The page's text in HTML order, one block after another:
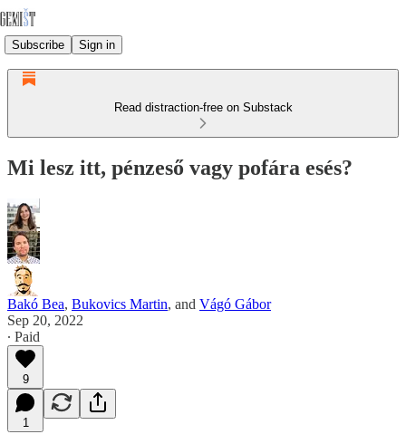
Subscribe Sign in
Read distraction-free on Substack
Mi lesz itt, pénzeső vagy pofára esés?
Bakó Bea, Bukovics Martin, and Vágó Gábor
Sep 20, 2022
∙ Paid
9
1